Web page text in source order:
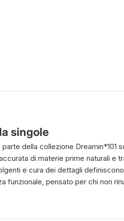
singole
parte della collezione
di materie prime naturali e
e cura dei dettagli
funzionale, pensato per chi non